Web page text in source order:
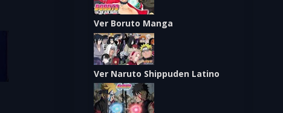
Ver Boruto Manga
Ver Naruto Shippuden Latino